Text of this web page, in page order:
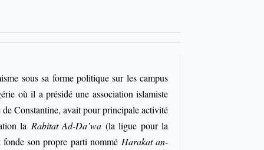
sous sa forme politique sur les campus
où il a présidé une association islamiste
de Constantine, avait pour principale activité
la Rabitat Ad-Da’wa(la ligue pour la
son propre parti nommé Harakat an-